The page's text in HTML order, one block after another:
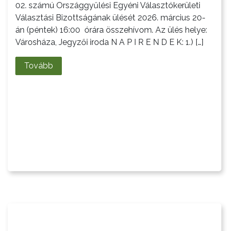
02. számú Országgyűlési Egyéni Választókerületi
Választási Bizottságának ülését 2026. március 20-
án (péntek) 16:00 órára összehívom. Az ülés helye:
Városháza, Jegyzői iroda N A P I R E N D E K: 1.) […]
Tovább